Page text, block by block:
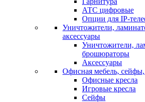
АТС цифровые
Опции для IP-
Уничтожители,
аксессуары
Уничтожители,
брошюраторы
Аксессуары
Офисная мебель,
Офисные кресла
Игровые кресла
Сейфы